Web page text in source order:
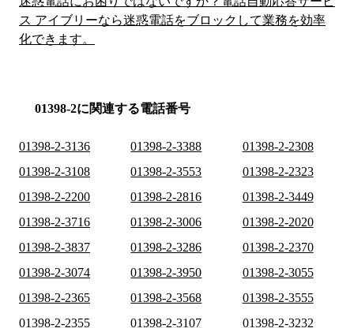
ス アイブリーなら迷惑電話をブロックして業務を効率
化できます。
01398-2に関連する電話番号
01398-2-3136 01398-2-3388
01398-2-2308
01398-2-3108
01398-2-3553
01398-2-2323
01398-2-2200
01398-2-2816
01398-2-3449
01398-2-3716
01398-2-3006
01398-2-2020
01398-2-3837
01398-2-3286
01398-2-2370
01398-2-3074
01398-2-3950
01398-2-3055
01398-2-2365
01398-2-3568
01398-2-3555
01398-2-2355
01398-2-3107
01398-2-3232